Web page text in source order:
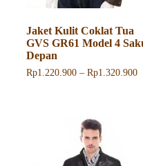
Jaket Kulit Coklat Tua
GVS GR61 Model 4
Depan
Rp1.220.900 – Rp1.320.900